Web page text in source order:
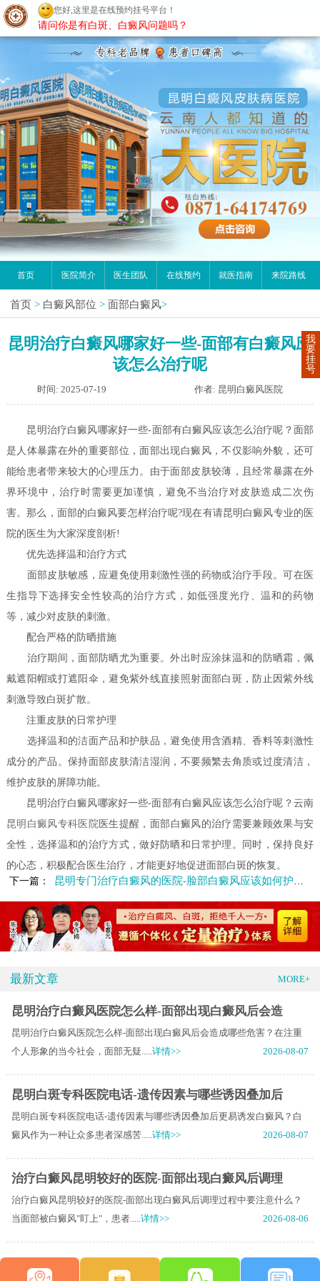
昆明白癜风医院
首页 医院简介 医生团队 在线预约 就医指南 来院路线
首页 > 白癜风部位 > 面部白癜风>
昆明治疗白癜风哪家好一些-面部有白癜风应
该怎么治疗呢
时间: 2025-07-19 作者: 昆明白癜风医院
昆明治疗白癜风哪家好一些-面部有白癜风应该怎么治疗呢？面部
是人体暴露在外的重要部位，面部出现白癜风，不仅影响外貌，还可
能给患者带来较大的心理压力。由于面部皮肤较薄，且经常暴露在外
界环境中，治疗时需要更加谨慎，避免不当治疗对皮肤造成二次伤
害。那么，面部的白癜风要怎样治疗呢?现在有请昆明白癜风专业的医
院的医生为大家深度剖析!
优先选择温和治疗方式
面部皮肤敏感，应避免使用刺激性强的药物或治疗手段。可在医
生指导下选择安全性较高的治疗方式，如低强度光疗、温和的药物
等，减少对皮肤的刺激。
配合严格的防晒措施
治疗期间，面部防晒尤为重要。外出时应涂抹温和的防晒霜，佩
戴遮阳帽或打遮阳伞，避免紫外线直接照射面部白斑，防止因紫外线
刺激导致白斑扩散。
注重皮肤的日常护理
选择温和的洁面产品和护肤品，避免使用含酒精、香料等刺激性
成分的产品。保持面部皮肤清洁湿润，不要频繁去角质或过度清洁，
维护皮肤的屏障功能。
昆明治疗白癜风哪家好一些-面部有白癜风应该怎么治疗呢？云南
昆明白癜风专科医院 医生提醒，面部白癜风的治疗需要兼顾效果与安
全性，选择温和的治疗方式，做好防晒和日常护理。同时，保持良好
的心态，积极配合医生治疗，才能更好地促进面部白斑的恢复。
下一篇：
昆明专门治疗白癜风的医院-脸部白癜风应该如何护理呢
最新文章 MORE+
昆明治疗白癜风医院怎么样-面部出现白癜风后会造
昆明治疗白癜风医院怎么样-面部出现白癜风后会造成哪些危害？在注重
个人形象的当今社会，面部无疑.....详情>> 2026-08-07
昆明白斑专科医院电话-遗传因素与哪些诱因叠加后
昆明白斑专科医院电话-遗传因素与哪些诱因叠加后更易诱发白癜风？白
癜风作为一种让众多患者深感苦.....详情>> 2026-08-07
治疗白癜风昆明较好的医院-面部出现白癜风后调理
治疗白癜风昆明较好的医院-面部出现白癜风后调理过程中要注意什么？
当面部被白癜风"盯上"，患者.....详情>> 2026-08-06
我
要
挂
号
您好,这里是在线预约挂号平台！
请问你是有白斑、白癜风问题吗？